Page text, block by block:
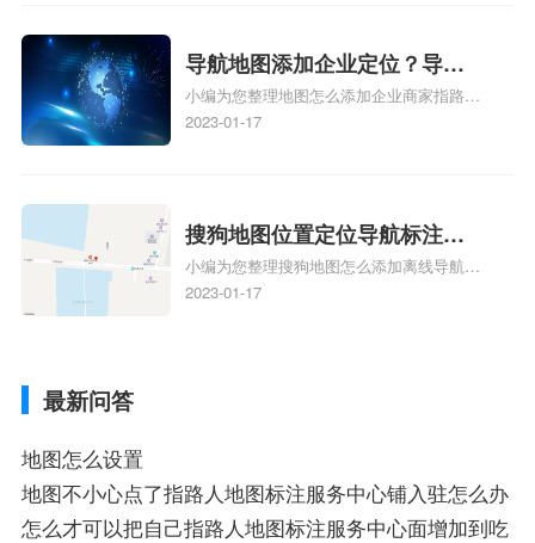
服务中心位置、抖音突然不显示定位了相关
地图标注知识，详情可查看下方正文！
导航地图添加企业定位？导航
定位企业？
小编为您整理地图怎么添加企业商家指路人
地图标注服务中心铺名称、地图怎么添加企
添加企业、地图如何添加企业相关地图标注
知识，详情可查看下方正文！
2023-01-17
搜狗地图位置定位导航标注？
搜狗地图位置定位,导航,标注？
小编为您整理搜狗地图怎么添加离线导航搜
狗地图离线导航怎么用、搜狗地图导航卫星
2023-01-17
最新问答
地图怎么设置
地图不小心点了指路人地图标注服务中心铺入驻怎么办
怎么才可以把自己指路人地图标注服务中心面增加到吃